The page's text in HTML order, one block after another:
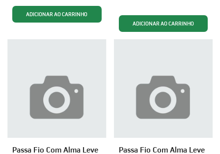
ADICIONAR AO CARRINHO
Passa Fio Com Alma Leve
Passa Fio Com Alma Leve